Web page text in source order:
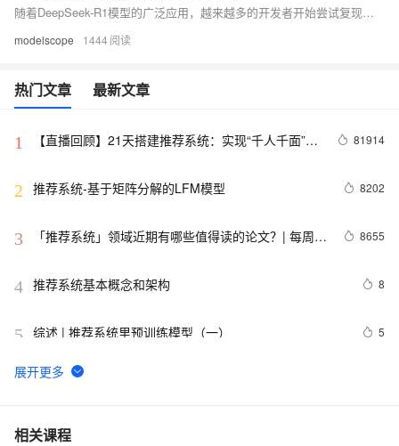
随着DeepSeek-R1模型的广泛应用，越来越多的开发者开始尝试复现类似的模型，以提升其推理能力。
modelscope 1444
热门文章 最新文章
1
【直播回顾】21天搭建推荐系统：实现“千人千面”个
81914
2 推荐系统-基于矩阵分解的LFM模型 8202
3
「推荐系统」领域近期有哪些值得读的论文？| 每周论
8655
4 推荐系统基本概念和架构 8
5 综述 | 推荐系统里预训练模型（一） 5
6 【王喆-推荐系统】特征工程篇-(task3)Embedding基础
7 PinnerSAGE、ENSFM、MHCN、FFM…你都掌握了
相关课程